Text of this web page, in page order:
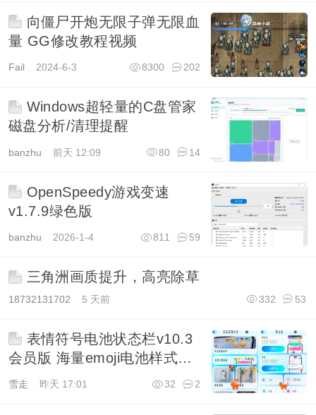
向僵尸开炮无限子弹无限血
量 GG修改教程视频
Fail 2024-6-3 202
8300
Windows超轻量的C盘管家
磁盘分析/清理提醒
banzhu 前天 12:09 14
80
OpenSpeedy游戏变速
v1.7.9绿色版
banzhu 2026-1-4 59
811
三角洲画质提升，高亮除草
18732131702 5 天前 53
332
表情符号电池状态栏v10.3
会员版 海量emoji电池样式定
义状态栏图标
雪走 昨天 17:01 2
32